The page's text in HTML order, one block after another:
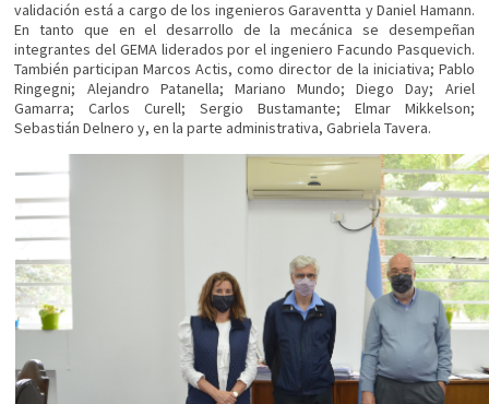
validación está a cargo de los ingenieros Garaventta y Daniel Hamann.
En tanto que en el desarrollo de la mecánica se desempeñan
integrantes del GEMA liderados por el ingeniero Facundo Pasquevich.
También participan Marcos Actis, como director de la iniciativa; Pablo
Ringegni; Alejandro Patanella; Mariano Mundo; Diego Day; Ariel
Gamarra; Carlos Curell; Sergio Bustamante; Elmar Mikkelson;
Sebastián Delnero y, en la parte administrativa, Gabriela Tavera.